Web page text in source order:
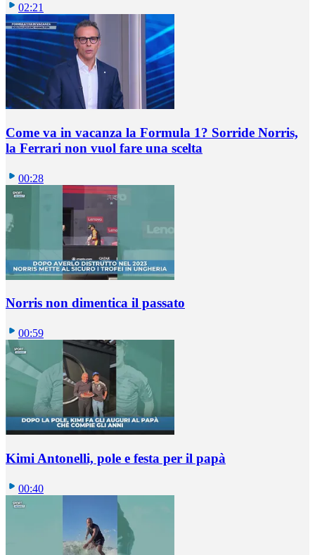
02:21
Come va in vacanza la Formula 1? Sorride Norris,
la Ferrari non vuol fare una scelta
00:28
Norris non dimentica il passato
00:59
Kimi Antonelli, pole e festa per il papà
00:40